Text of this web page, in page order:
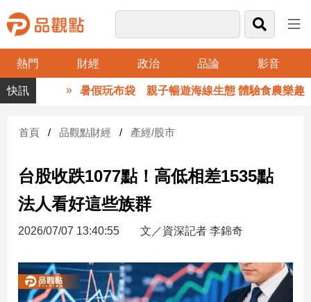
熱門 財經 政治 品論 影音
品
觀
財
台
財
新
產
經/
暑假玩布袋 親子暢遊海線生態 體驗食農樂趣
首頁 品觀點財經 產經/股市
台股收跌1077點！高低相差1535點
法人看好這些族群
2026/07/07 13:40:55 文／資深記者 李錦奇